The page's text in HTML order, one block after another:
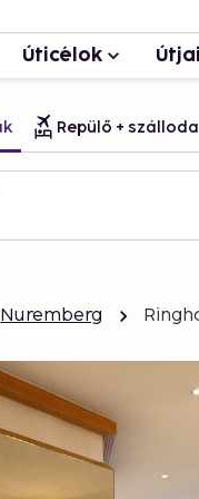
Úticélok
Repülő + szálloda
Nuremberg